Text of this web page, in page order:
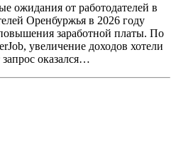
ожидания от работодателей в
Оренбуржья в 2026 году
заработной платы. По
увеличение доходов хотели
оказался…